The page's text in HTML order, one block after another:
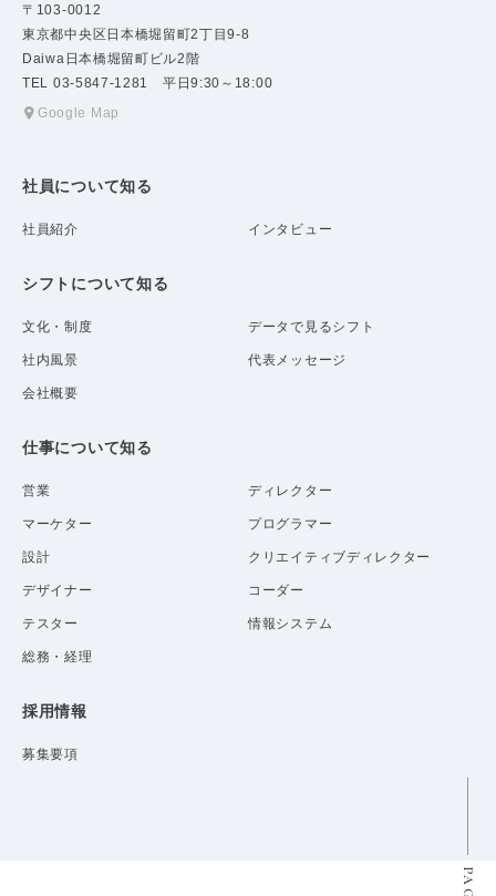
〒103-0012
東京都中央区日本橋堀留町2丁目9-8
Daiwa日本橋堀留町ビル2階
TEL 03-5847-1281 平日9:30～18:00
Google Map
社員について知る
社員紹介 インタビュー
シフトについて知る
文化・制度 データで見るシフト
社内風景 代表メッセージ
会社概要
仕事について知る
営業 ディレクター
マーケター プログラマー
設計 クリエイティブディレクター
デザイナー コーダー
テスター 情報システム
総務・経理
採用情報
募集要項